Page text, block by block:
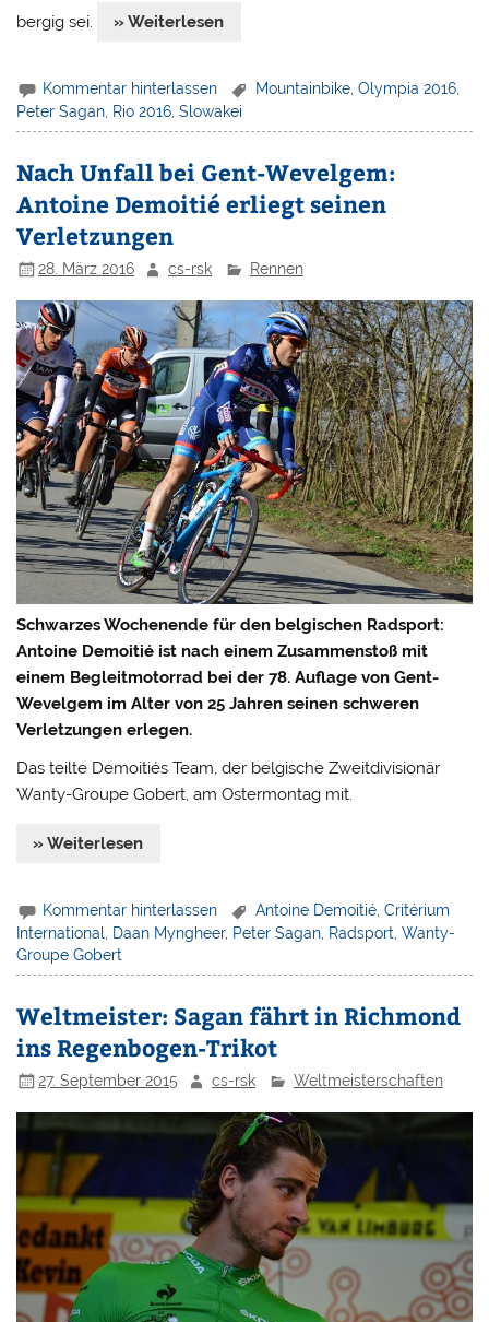
bergig sei. » Weiterlesen
Kommentar hinterlassen Mountainbike ,Olympia 2016
Peter Sagan, Rio 2016,Slowakei
Nach Unfall bei Gent-Wevelgem:
Antoine Demoitié erliegt seinen
Verletzungen
28. März 2016 cs-rsk Rennen
Schwarzes Wochenende für den belgischen Radsport:
Antoine Demoitié ist nach einem Zusammenstoß mit
einem Begleitmotorrad bei der 78. Auflage von Gent-
Wevelgem im Alter von 25 Jahren seinen schweren
Verletzungen erlegen.
Das teilte Demoitiés Team, der belgische Zweitdivisionär
Wanty-Groupe Gobert, am Ostermontag mit.
» Weiterlesen
Kommentar hinterlassen Antoine Demoitié ,Critérium
International, Daan Myngheer, Peter Sagan, Radsport,Wanty-
Groupe Gobert
Weltmeister: Sagan fährt in Richmond
ins Regenbogen-Trikot
27. September 2015 cs-rsk Weltmeisterschaften